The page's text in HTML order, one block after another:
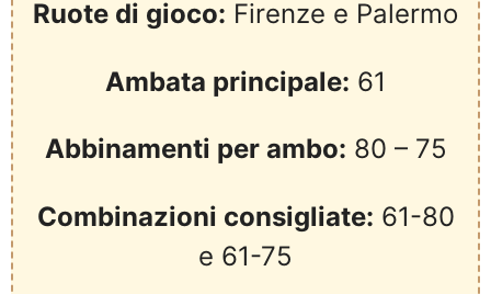
Ruote di gioco: Firenze e Palermo
Ambata principale: 61
Abbinamenti per ambo: 80 – 75
Combinazioni consigliate: 61-80
e 61-75